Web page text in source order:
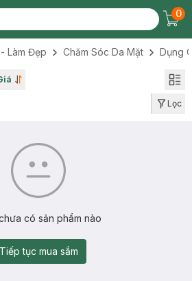
0
Làm Đẹp Chăm Sóc Da Mặt Dụng
Lọc
có sản phẩm nào
Tiếp tục mua sắm